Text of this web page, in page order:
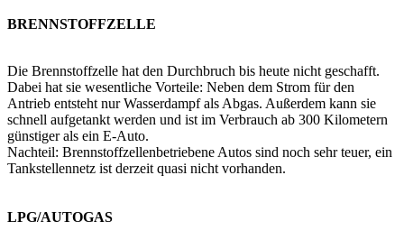
BRENNSTOFFZELLE
Die Brennstoffzelle hat den Durchbruch bis heute nicht geschafft.
Dabei hat sie wesentliche Vorteile: Neben dem Strom für den
Antrieb entsteht nur Wasserdampf als Abgas. Außerdem kann sie
schnell aufgetankt werden und ist im Verbrauch ab 300 Kilometern
günstiger als ein E-Auto.
Nachteil: Brennstoffzellenbetriebene Autos sind noch sehr teuer, ein
Tankstellennetz ist derzeit quasi nicht vorhanden.
LPG/AUTOGAS